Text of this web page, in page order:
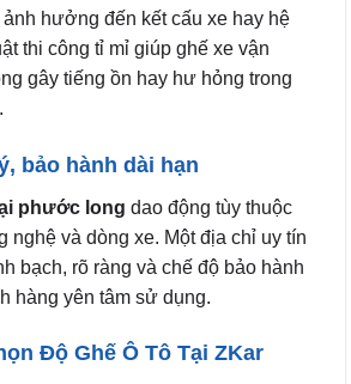
hưởng đến kết cấu xe hay hệ
thi công tỉ mỉ giúp ghế xe vận
gây tiếng ồn hay hư hỏng trong
bảo hành dài hạn
phước long dao động tùy thuộc
nghệ và dòng xe. Một địa chỉ uy tín
bạch, rõ ràng và chế độ bảo hành
hàng yên tâm sử dụng.
Độ Ghế Ô Tô Tại ZKar